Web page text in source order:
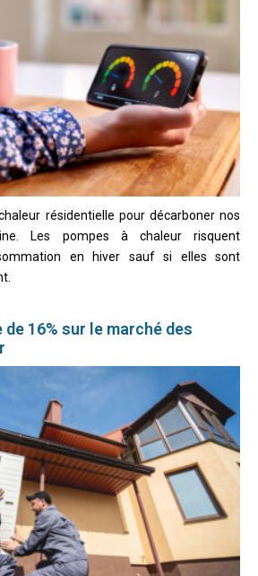
résidentielle pour décarboner nos
Les pompes à chaleur risquent
en hiver sauf si elles sont
de 16% sur le marché des